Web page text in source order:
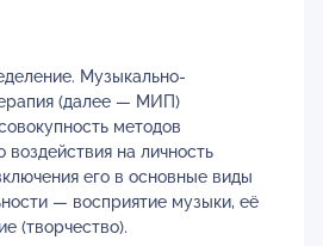
Музыкально-
(далее — МИП)
методов
воздействия на личность
его в основные виды
— восприятие музыки, её
(творчество).